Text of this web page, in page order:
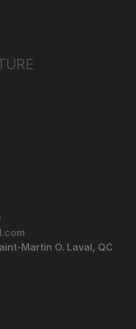
Martin O. Laval, QC